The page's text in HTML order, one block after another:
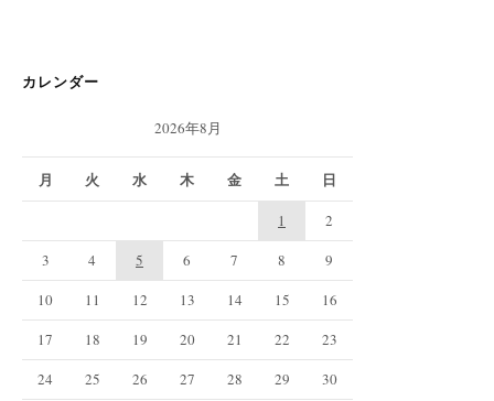
カレンダー
2026年8月
月 火 水 木 金 土 日
1
2
3
4 5 6 7 8
9
10
11 12 13 14 15
16
17
18 19 20 21 22
23
24
25 26 27 28 29
30